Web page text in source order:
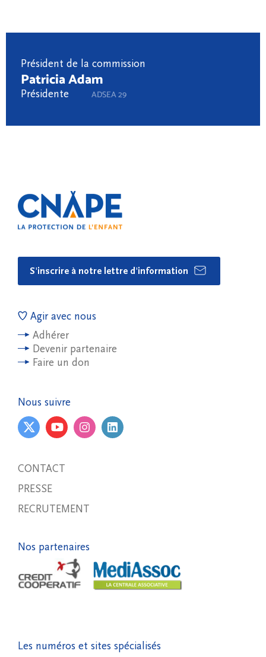
Président de la commission
Patricia Adam
Présidente ADSEA 29
S'inscrire à notre lettre d'information
Agir avec nous
Adhérer
Devenir partenaire
Faire un don
Nous suivre
CONTACT
PRESSE
RECRUTEMENT
Nos partenaires
Les numéros et sites spécialisés